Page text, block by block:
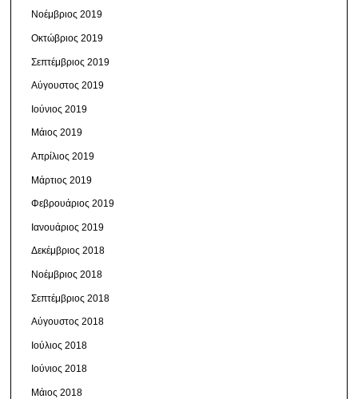
Νοέμβριος 2019
Οκτώβριος 2019
Σεπτέμβριος 2019
Αύγουστος 2019
Ιούνιος 2019
Μάιος 2019
Απρίλιος 2019
Μάρτιος 2019
Φεβρουάριος 2019
Ιανουάριος 2019
Δεκέμβριος 2018
Νοέμβριος 2018
Σεπτέμβριος 2018
Αύγουστος 2018
Ιούλιος 2018
Ιούνιος 2018
Μάιος 2018